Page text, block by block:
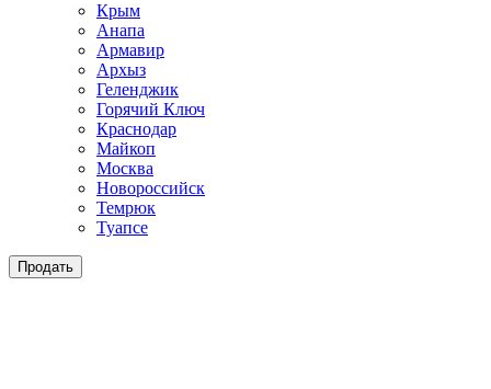
Крым
Анапа
Армавир
Архыз
Геленджик
Горячий Ключ
Краснодар
Майкоп
Москва
Новороссийск
Темрюк
Туапсе
Продать